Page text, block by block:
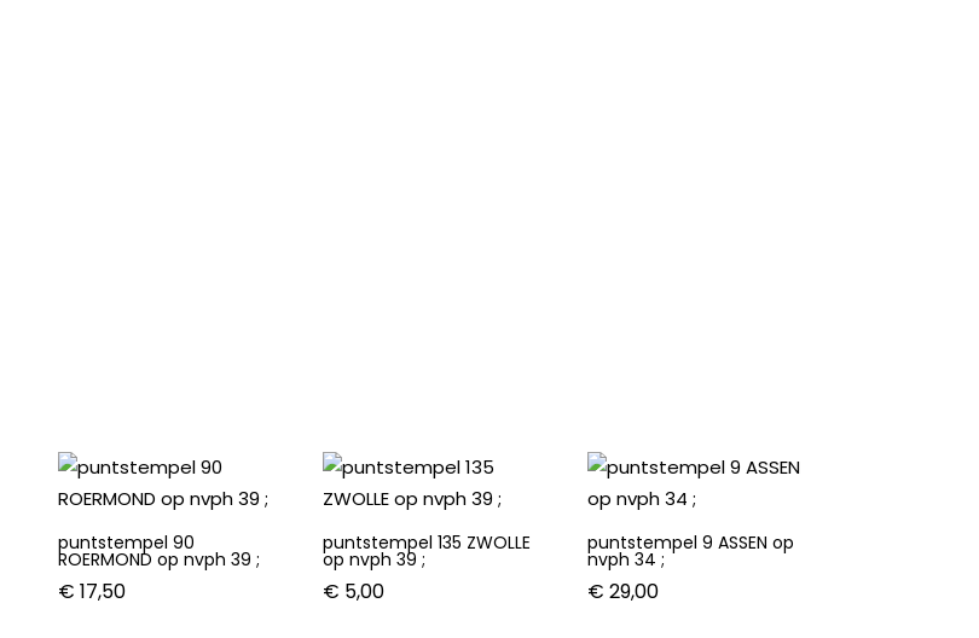
puntstempel 90
ROERMOND op nvph 39 ;
€ 17,50
puntstempel 135 ZWOLLE
op nvph 39 ;
€ 5,00
puntstempel 9 ASSEN op
nvph 34 ;
€ 29,00